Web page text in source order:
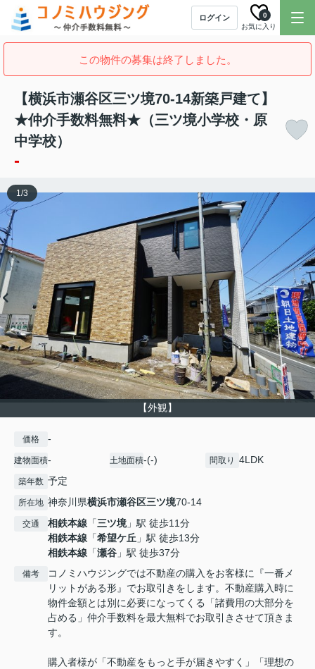
ログイン
お気に入り
0
この物件の募集は終了しました。
【横浜市瀬谷区三ツ境70-14新築戸建て】
★仲介手数料無料★（三ツ境小学校・原
中学校）
-
【外観】
1/3
価格 -
建物面積- 土地面積-(-) 間取り 4LDK
築年数 予定
所在地 神奈川県横浜市瀬谷区三ツ境70-14
交通 相鉄本線 「三ツ境」駅 徒歩11分
相鉄本線 「希望ケ丘 」駅 徒歩13分
相鉄本線 「瀬谷 」駅 徒歩37分
備考
コノミハウジングでは不動産の購入をお客様に『一番メ
リットがある形』でお取引きをします。不動産購入時に
物件金額とは別に必要になってくる「諸費用の大部分を
占める」仲介手数料を最大無料でお取引きさせて頂きま
す。
購入者様が「不動産をもっと手が届きやすく」「理想の